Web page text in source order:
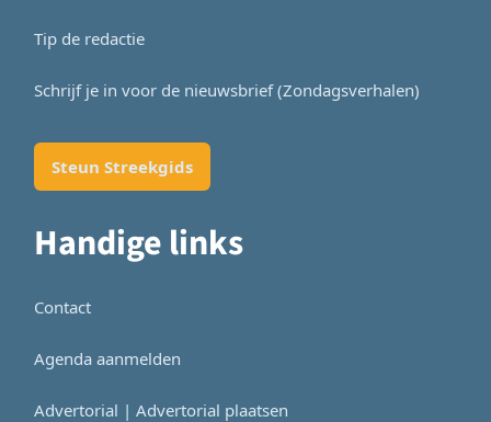
Tip de redactie
Schrijf je in voor de nieuwsbrief (Zondagsverhalen)
Steun Streekgids
Handige links
Contact
Agenda aanmelden
Advertorial | Advertorial plaatsen